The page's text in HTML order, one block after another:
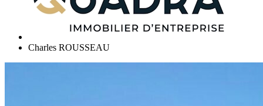
Charles ROUSSEAU